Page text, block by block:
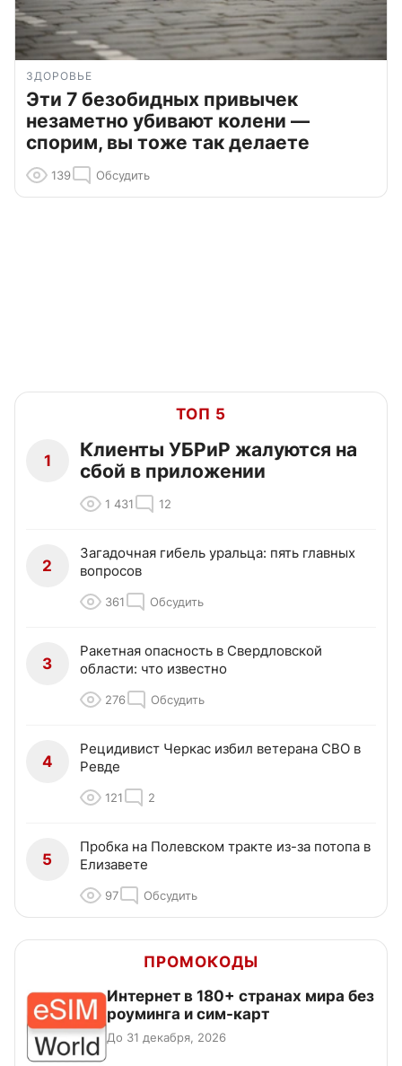
ЗДОРОВЬЕ
Эти 7 безобидных привычек
незаметно убивают колени —
спорим, вы тоже так делаете
139 Обсудить
ТОП 5
1
Клиенты УБРиР жалуются на
сбой в приложении
1 431 12
2
Загадочная гибель уральца: пять главных
вопросов
361 Обсудить
3
Ракетная опасность в Свердловской
области: что известно
276 Обсудить
4
Рецидивист Черкас избил ветерана СВО в
Ревде
121 2
5
Пробка на Полевском тракте из-за потопа в
Елизавете
97 Обсудить
ПРОМОКОДЫ
Интернет в 180+ странах мира без
роуминга и сим-карт
До 31 декабря, 2026